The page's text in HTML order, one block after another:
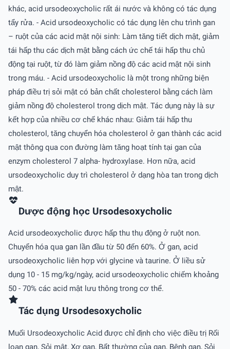
khác, acid ursodeoxycholic rất ái nước và không có tác dụng
tẩy rửa. - Acid ursodeoxycholic có tác dụng lên chu trình gan
– ruột của các acid mật nội sinh: Làm tăng tiết dịch mật, giảm
tái hấp thu các dịch mật bằng cách ức chế tái hấp thu chủ
động tại ruột, từ đó làm giảm nồng độ các acid mật nội sinh
trong máu. - Acid ursodeoxycholic là một trong những biện
pháp điều trị sỏi mật có bản chất cholesterol bằng cách làm
giảm nồng độ cholesterol trong dịch mật. Tác dụng này là sự
kết hợp của nhiều cơ chế khác nhau: Giảm tái hấp thu
cholesterol, tăng chuyển hóa cholesterol ở gan thành các acid
mật thông qua con đường làm tăng hoạt tính tại gan của
enzym cholesterol 7 alpha- hydroxylase. Hơn nữa, acid
ursodeoxycholic duy trì cholesterol ở dạng hòa tan trong dịch
mật.
Dược động học Ursodesoxycholic
Acid ursodeoxycholic được hấp thu thụ động ở ruột non.
Chuyển hóa qua gan lần đầu từ 50 đến 60%. Ở gan, acid
ursodeoxycholic liên hợp với glycine và taurine. Ở liều sử
dụng 10 - 15 mg/kg/ngày, acid ursodeoxycholic chiếm khoảng
50 - 70% các acid mật lưu thông trong cơ thể.
Tác dụng Ursodesoxycholic
Muối Ursodeoxycholic Acid được chỉ định cho việc điều trị Rối
loạn gan, Sỏi mật, Xơ gan, Bất thường của gan, Bệnh gan, Sỏi